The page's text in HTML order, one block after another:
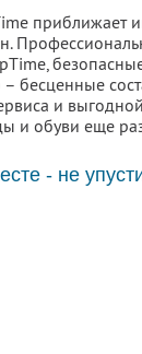
приближает
бесценные
и
и обуви еще
- не